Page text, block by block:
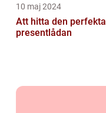
10 maj 2024
Att hitta den perfekta
presentlådan